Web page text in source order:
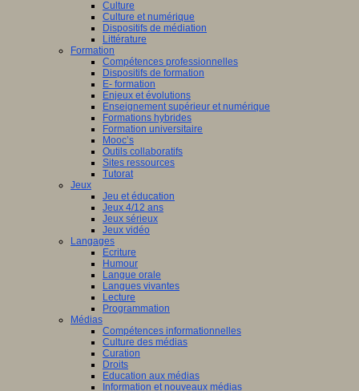
Culture
Culture et numérique
Dispositifs de médiation
Littérature
Formation
Compétences professionnelles
Dispositifs de formation
E- formation
Enjeux et évolutions
Enseignement supérieur et numérique
Formations hybrides
Formation universitaire
Mooc’s
Outils collaboratifs
Sites ressources
Tutorat
Jeux
Jeu et éducation
Jeux 4/12 ans
Jeux sérieux
Jeux vidéo
Langages
Ecriture
Humour
Langue orale
Langues vivantes
Lecture
Programmation
Médias
Compétences informationnelles
Culture des médias
Curation
Droits
Education aux médias
Information et nouveaux médias